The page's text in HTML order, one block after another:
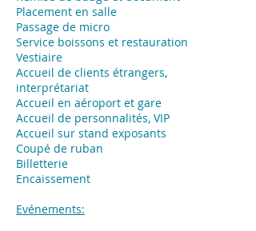
Placement en salle
Passage de micro
Service boissons et restauration
Vestiaire
Accueil de clients étrangers,
interprétariat
Accueil en aéroport et gare
Accueil de personnalités, VIP
Accueil sur stand exposants
Coupé de ruban
Billetterie
Encaissement
Evénements: